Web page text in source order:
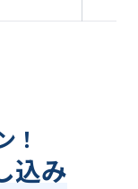
！
込み